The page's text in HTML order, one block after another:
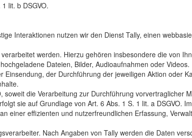
lit. b DSGVO.
Interaktionen nutzen wir den Dienst Tally, einen
werden. Hierzu gehören insbesondere die von
Dateien, Bilder, Audioaufnahmen oder Videos.
der Durchführung der jeweiligen Aktion oder
die Verarbeitung zur Durchführung vorvertraglicher
sie auf Grundlage von Art. 6 Abs. 1 S. 1 lit. a DSGVO.
einer effizienten und nutzerfreundlichen Erfassung,
Nach Angaben von Tally werden die Daten